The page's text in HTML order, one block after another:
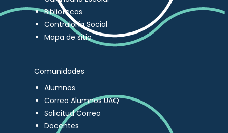
Bibliotecas
Contraloría Social
Mapa de sitio
Comunidades
Alumnos
Correo Alumnos UAQ
Solicitud Correo
Docentes